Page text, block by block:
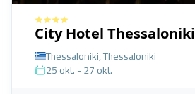
City Hotel Thessaloniki
Thessaloniki, Thessaloniki
25 okt. - 27 okt.